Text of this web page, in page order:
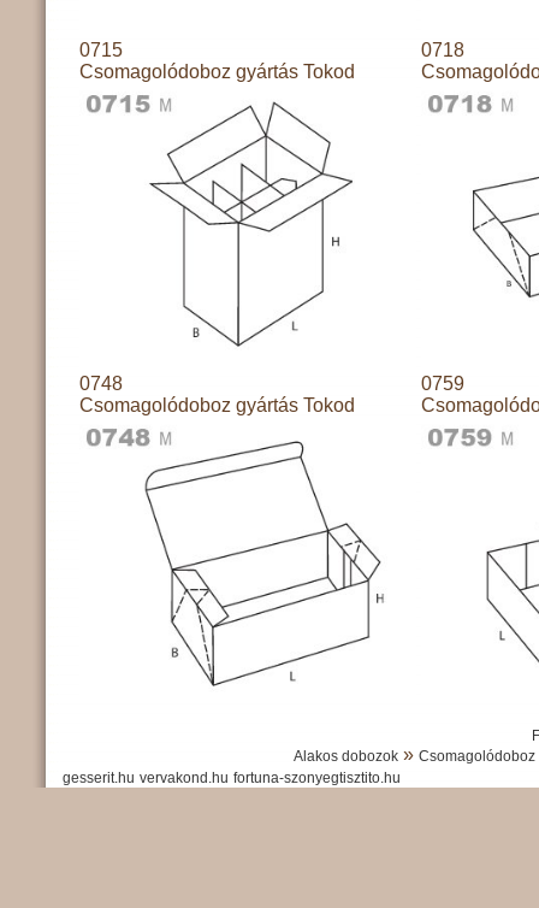
0715
Csomagolódoboz gyártás Tokod
0718
0748
Csomagolódoboz gyártás Tokod
0759
Alakos dobozok» Csomagolódoboz
gesserit.hu vervakond.hu fortuna-szonyegtisztito.hu